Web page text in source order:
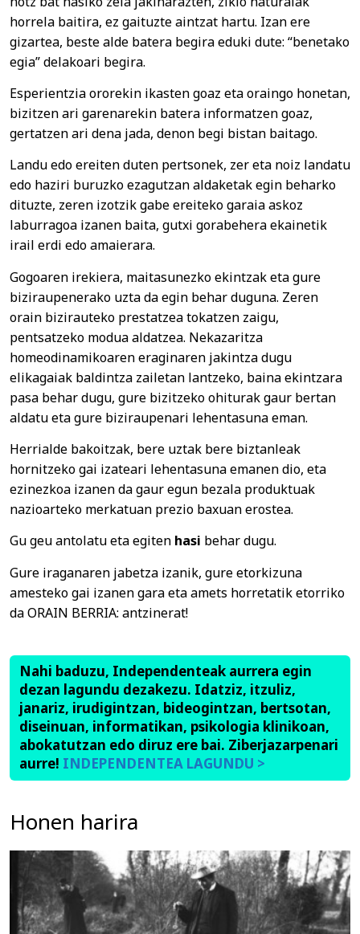
horrela baitira, ez gaituzte aintzat hartu. Izan ere
gizartea, beste alde batera begira eduki dute: “benetako
egia” delakoari begira.
Esperientzia ororekin ikasten goaz eta oraingo honetan,
bizitzen ari garenarekin batera informatzen goaz,
gertatzen ari dena jada, denon begi bistan baitago.
Landu edo ereiten duten pertsonek, zer eta noiz landatu
edo haziri buruzko ezagutzan aldaketak egin beharko
dituzte, zeren izotzik gabe ereiteko garaia askoz
laburragoa izanen baita, gutxi gorabehera ekainetik
irail erdi edo amaierara.
Gogoaren irekiera, maitasunezko ekintzak eta gure
biziraupenerako uzta da egin behar duguna. Zeren
orain bizirauteko prestatzea tokatzen zaigu,
pentsatzeko modua aldatzea. Nekazaritza
homeodinamikoaren eraginaren jakintza dugu
elikagaiak baldintza zailetan lantzeko, baina ekintzara
‍pasa behar dugu, gure bizitzeko ohiturak gaur bertan
aldatu eta gure biziraupenari lehentasuna eman.
Herrialde bakoitzak, bere uztak bere biztanleak
hornitzeko gai izateari lehentasuna emanen dio, eta
ezinezkoa izanen da gaur egun bezala produktuak
nazioarteko merkatuan prezio baxuan erostea.
Gu geu antolatu eta egiten hasi behar dugu.
Gure iraganaren jabetza izanik, gure etorkizuna
amesteko gai izanen gara eta amets horretatik etorriko
da ORAIN BERRIA: antzinerat!
Nahi baduzu, Independenteak aurrera egin
dezan lagundu dezakezu. Idatziz, itzuliz,
janariz, irudigintzan, bideogintzan, bertsotan,
diseinuan, informatikan, psikologia klinikoan,
abokatutzan edo diruz ere bai. Ziberjazarpenari
aurre! INDEPENDENTEA LAGUNDU >
Honen harira